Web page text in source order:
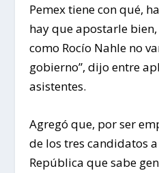
Pemex tiene con qué,
hay que apostarle
como Rocío Nahle no
gobierno”, dijo entre
asistentes.
Agregó que, por ser
de los tres candidatos
República que sabe